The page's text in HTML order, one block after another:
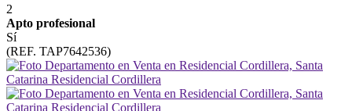
2
Apto profesional
Sí
(REF. TAP7642536)